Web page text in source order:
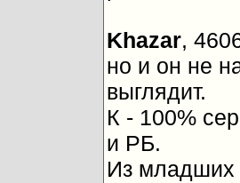
Khazar,
но и он не
выглядит.
К - 100%
и РБ.
Из младших